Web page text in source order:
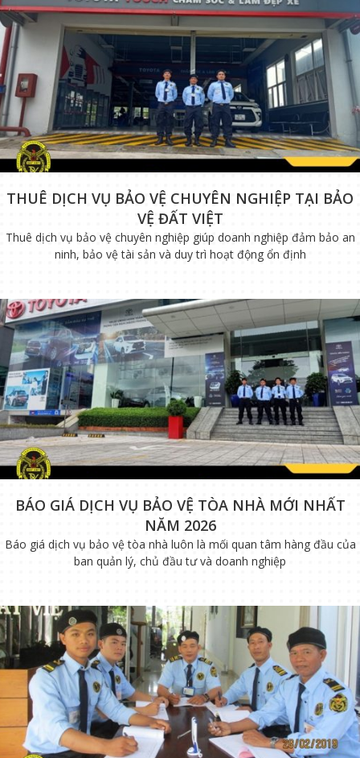
THUÊ DỊCH VỤ BẢO VỆ CHUYÊN NGHIỆP TẠI BẢO
VỆ ĐẤT VIỆT
Thuê dịch vụ bảo vệ chuyên nghiệp giúp doanh nghiệp đảm bảo an
ninh, bảo vệ tài sản và duy trì hoạt động ổn định
BÁO GIÁ DỊCH VỤ BẢO VỆ TÒA NHÀ MỚI NHẤT
NĂM 2026
Báo giá dịch vụ bảo vệ tòa nhà luôn là mối quan tâm hàng đầu của
ban quản lý, chủ đầu tư và doanh nghiệp